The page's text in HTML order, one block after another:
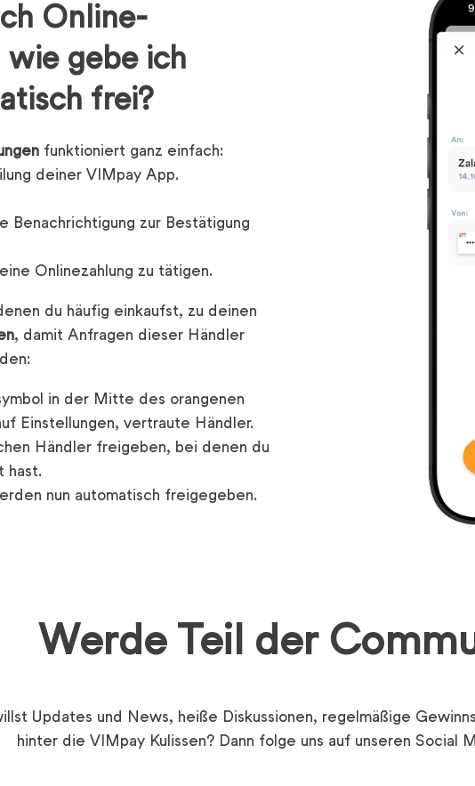
Online-
gebe ich
frei?​
funktioniert ganz einfach:
deiner VIMpay App.
Benachrichtigung zur Bestätigung
Onlinezahlung zu tätigen.
du häufig einkaufst, zu deinen
, damit Anfragen dieser Händler
in der Mitte des orangenen
Einstellungen, vertraute Händler.
Händler freigeben, bei denen du
hast.
nun automatisch freigegeben.
Werde Teil der
Updates und News, heiße Diskussionen, regelmäßige
hinter die VIMpay Kulissen? Dann folge uns auf unseren Social